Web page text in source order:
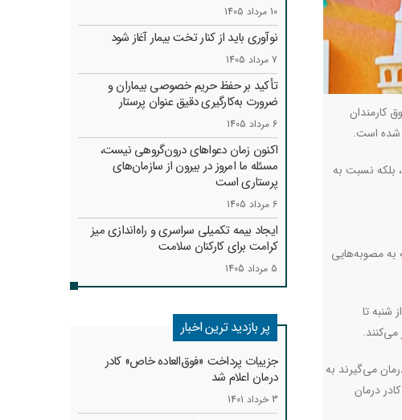
و در مصوبه مجلس حقوق کارمندان
بلکه نسبت به
به مصوبه‌هایی
۱۳ ساعات کاری ادارات و از شنبه تا
درمان می‌گیرند به
درمان
10 مرداد 1405
نوآوری باید از کنار تخت بیمار آغاز شود
7 مرداد 1405
تأکید بر حفظ حریم خصوصی بیماران و
ضرورت به‌کارگیری دقیق عنوان پرستار
6 مرداد 1405
اکنون زمان دعواهای درون‌گروهی نیست،
مسئله ما امروز در بیرون از سازمان‌های
پرستاری است
6 مرداد 1405
ایجاد بیمه تکمیلی سراسری و راه‌اندازی میز
کرامت برای کارکنان سلامت
5 مرداد 1405
پر بازدید ترین اخبار
جزییات پرداخت «فوق‌العاده خاص» کادر
درمان اعلام شد
3 خرداد 1401